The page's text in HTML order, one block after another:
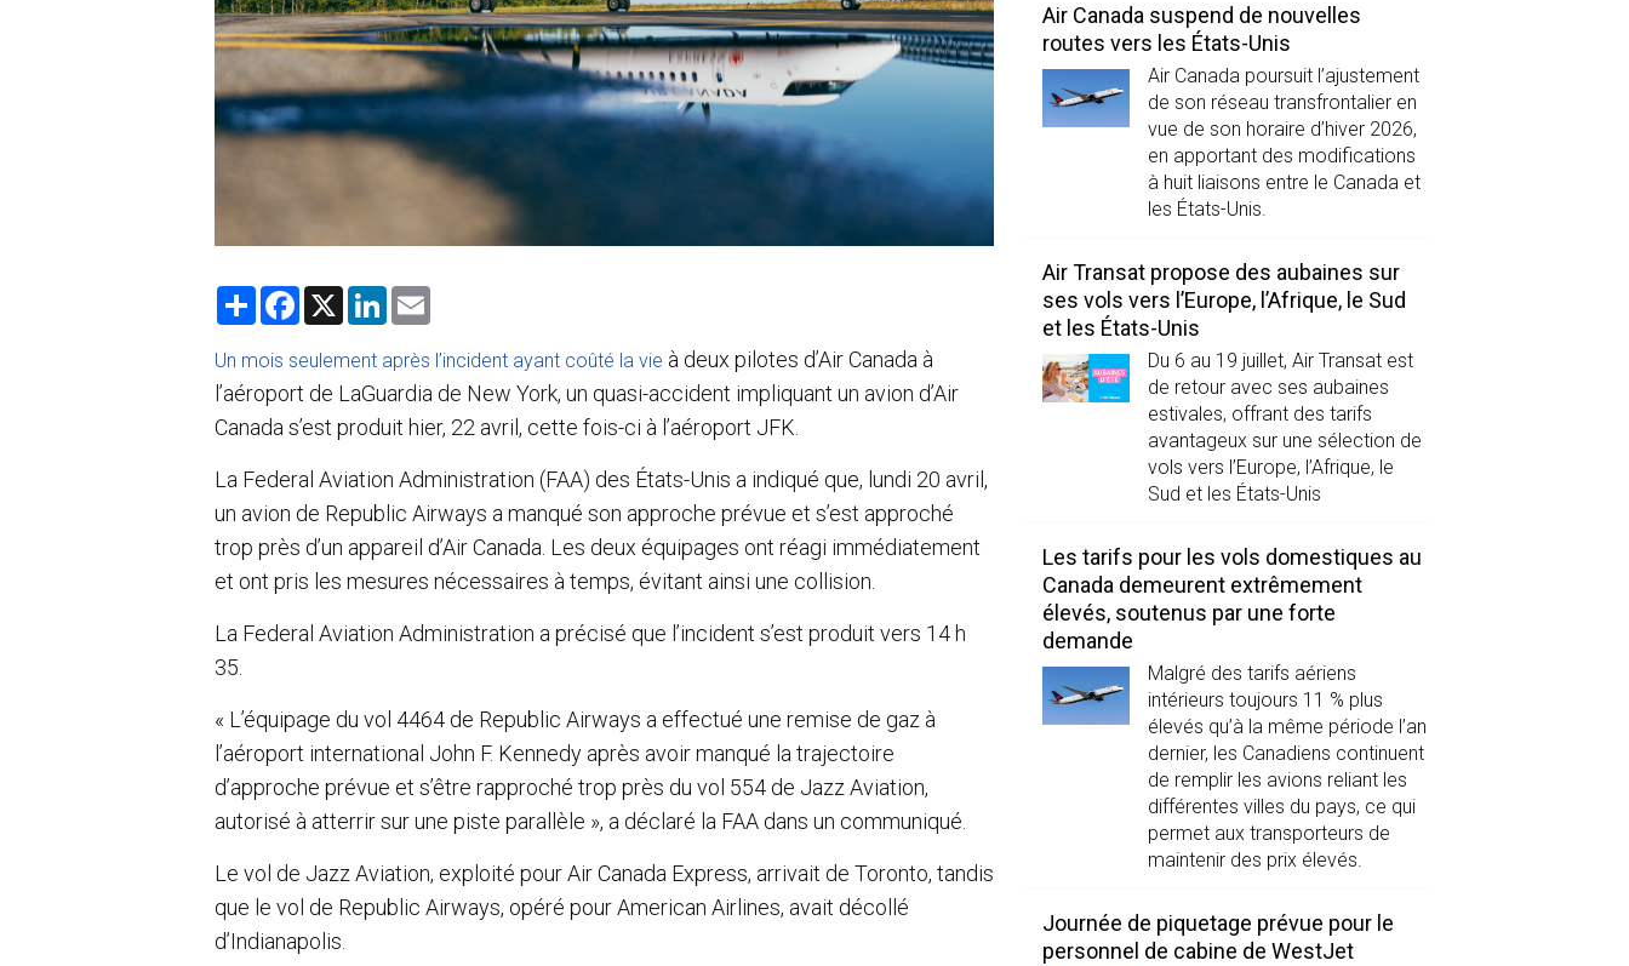
S
r
e
F
e
b
o
k
X
L
k
e
d
n
Un mois seulement après l’incident ayant coûté la vie à deux pilotes d’Air Canada à
l’aéroport de LaGuardia de New York, un quasi-accident impliquant un avion d’Air
Canada s’est produit hier, 22 avril, cette fois-ci à l’aéroport JFK.
La Federal Aviation Administration (FAA) des États-Unis a indiqué que, lundi 20 avril,
un avion de Republic Airways a manqué son approche prévue et s’est approché
trop près d’un appareil d’Air Canada. Les deux équipages ont réagi immédiatement
et ont pris les mesures nécessaires à temps, évitant ainsi une collision.
La Federal Aviation Administration a précisé que l’incident s’est produit vers 14 h
35.
« L’équipage du vol 4464 de Republic Airways a effectué une remise de gaz à
l’aéroport international John F. Kennedy après avoir manqué la trajectoire
d’approche prévue et s’être rapproché trop près du vol 554 de Jazz Aviation,
autorisé à atterrir sur une piste parallèle », a déclaré la FAA dans un communiqué.
Le vol de Jazz Aviation, exploité pour Air Canada Express, arrivait de Toronto, tandis
que le vol de Republic Airways, opéré pour American Airlines, avait décollé
d’Indianapolis.
Air Canada suspend de nouvelles
routes vers les États-Unis
Air Canada poursuit l’ajustement
de son réseau transfrontalier en
vue de son horaire d’hiver 2026,
en apportant des modifications
à huit liaisons entre le Canada et
les États-Unis.
Air Transat propose des aubaines sur
ses vols vers l’Europe, l’Afrique, le Sud
et les États-Unis
Du 6 au 19 juillet, Air Transat est
de retour avec ses aubaines
estivales, offrant des tarifs
avantageux sur une sélection de
vols vers l’Europe, l’Afrique, le
Sud et les États-Unis
Les tarifs pour les vols domestiques au
Canada demeurent extrêmement
élevés, soutenus par une forte
demande
Malgré des tarifs aériens
intérieurs toujours 11 % plus
élevés qu’à la même période l’an
dernier, les Canadiens continuent
de remplir les avions reliant les
différentes villes du pays, ce qui
permet aux transporteurs de
maintenir des prix élevés.
Journée de piquetage prévue pour le
personnel de cabine de WestJet